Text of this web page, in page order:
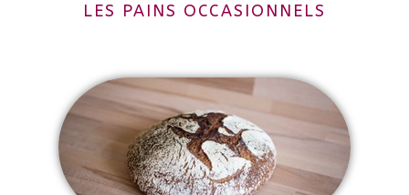
LES PAINS OCCASIONNELS